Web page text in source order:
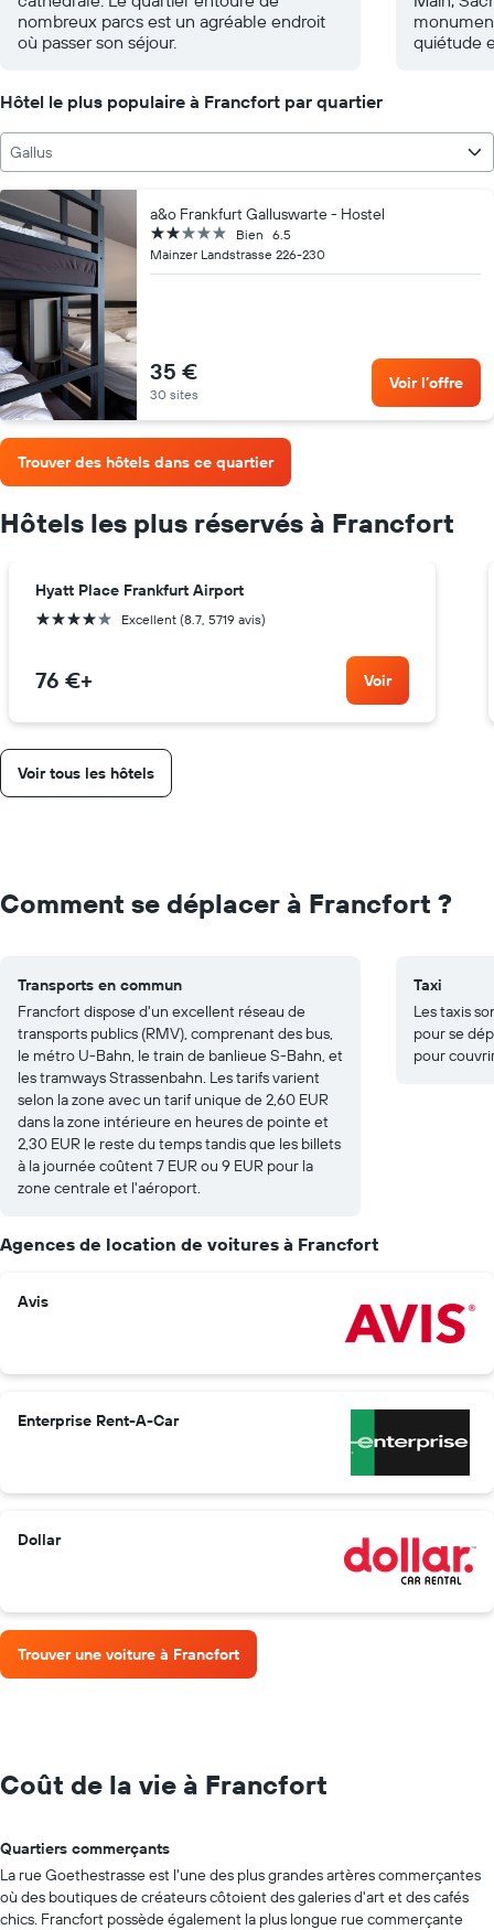
nombreux parcs est un agréable endroit
où passer son séjour.
quiétude
Hôtel le plus populaire à Francfort par quartier
Gallus
a&o Frankfurt Galluswarte - Hostel
2 étoiles Bien 6.5
Mainzer Landstrasse 226-230
35 €
30 sites
Voir l’offre
Trouver des hôtels dans ce quartier
Hôtels les plus réservés à Francfort
Hyatt Place Frankfurt Airport
4 étoiles Excellent (8.7, 5719 avis)
76 €+ Voir
Voir tous les hôtels
Comment se déplacer à Francfort ?
Transports en commun
Francfort dispose d'un excellent réseau de
transports publics (RMV), comprenant des bus,
le métro U-Bahn, le train de banlieue S-Bahn, et
les tramways Strassenbahn. Les tarifs varient
selon la zone avec un tarif unique de 2,60 EUR
dans la zone intérieure en heures de pointe et
2,30 EUR le reste du temps tandis que les billets
à la journée coûtent 7 EUR ou 9 EUR pour la
zone centrale et l'aéroport.
Taxi
Les taxis
pour se
pour
Agences de location de voitures à Francfort
Avis
Enterprise Rent-A-Car
Dollar
Trouver une voiture à Francfort
Coût de la vie à Francfort
Quartiers commerçants
La rue Goethestrasse est l'une des plus grandes artères commerçantes
où des boutiques de créateurs côtoient des galeries d'art et des cafés
chics. Francfort possède également la plus longue rue commerçante